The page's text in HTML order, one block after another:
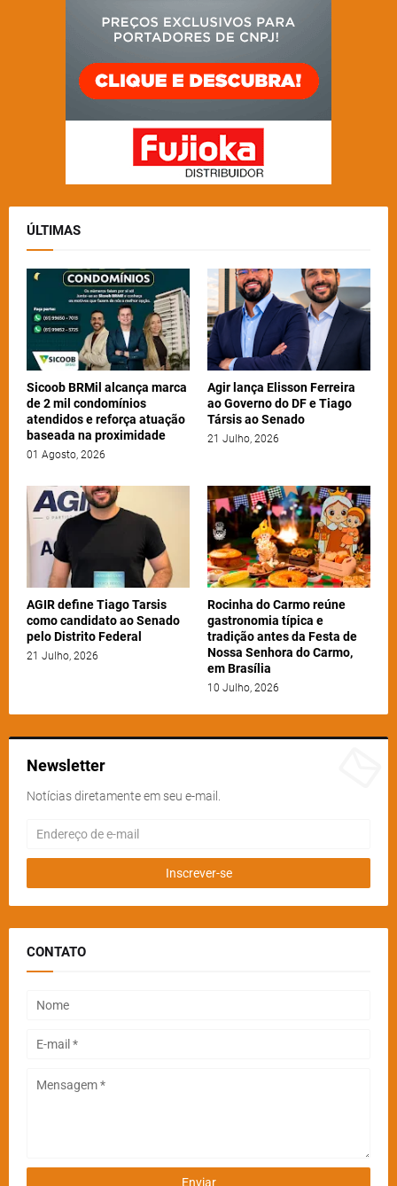
ÚLTIMAS
Sicoob BRMil alcança marca
de 2 mil condomínios
atendidos e reforça atuação
baseada na proximidade
01 Agosto, 2026
Agir lança Elisson Ferreira
ao Governo do DF e Tiago
Társis ao Senado
21 Julho, 2026
AGIR define Tiago Tarsis
como candidato ao Senado
pelo Distrito Federal
21 Julho, 2026
Rocinha do Carmo reúne
gastronomia típica e
tradição antes da Festa de
Nossa Senhora do Carmo,
em Brasília
10 Julho, 2026
Newsletter
Notícias diretamente em seu e-mail.
CONTATO